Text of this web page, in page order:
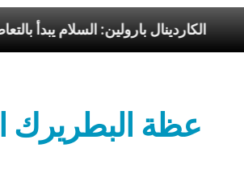
الكاردينال بارولين: الرسوليّة
عظة البطريرك